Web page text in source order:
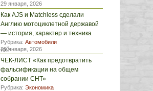
29 января, 2026
Как AJS и Matchless сделали
Англию мотоциклетной державой
— история, характер и техника
Рубрика: Автомобили
29 января, 2026
ЧЕК-ЛИСТ «Как предотвратить
фальсификации на общем
собрании СНТ»
Рубрика: Экономика